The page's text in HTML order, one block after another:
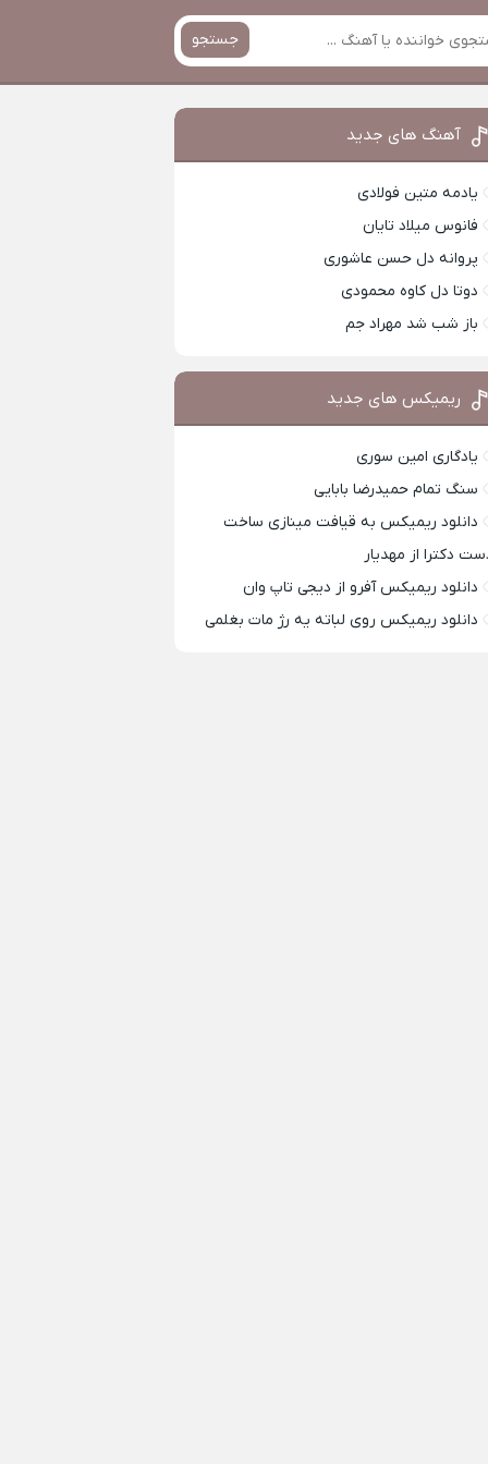
جستجو
آهنگ های جدید
یادمه متین فولادی
فانوس میلاد تایان
پروانه دل حسن عاشوری
دوتا دل کاوه محمودی
باز شب شد مهراد جم
ریمیکس های جدید
یادگاری امین سوری
سنگ تمام حمیدرضا بابایی
دانلود ریمیکس به قیافت مینازی ساخت
دکترا از مهدیار
دانلود ریمیکس آفرو از ديجی تاپ وان
دانلود ریمیکس روی لباته یه رژ مات بغلمی